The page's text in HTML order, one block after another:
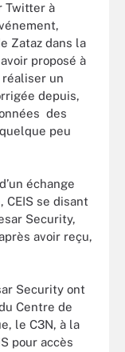
Twitter à
Zataz dans la
proposé à
réaliser un
depuis,
des
peu
échange
CEIS se disant
Security,
avoir reçu,
Security ont
Centre de
le C3N, à la
pour accès